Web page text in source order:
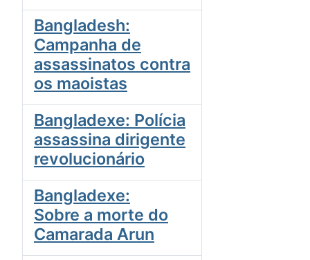
Bangladesh:
Campanha de
assassinatos contra
os maoistas
Bangladexe: Polícia
assassina dirigente
revolucionário
Bangladexe:
Sobre a morte do
Camarada Arun